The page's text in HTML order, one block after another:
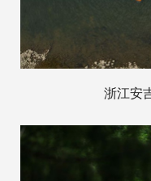
浙江安